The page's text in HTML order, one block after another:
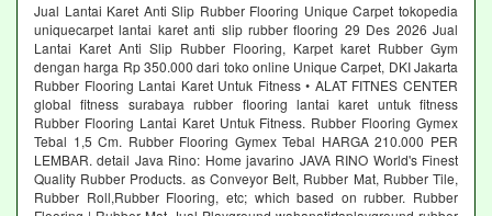
Jual Lantai Karet Anti Slip Rubber Flooring Unique Carpet tokopedia
uniquecarpet lantai karet anti slip rubber flooring 29 Des 2026 Jual
Lantai Karet Anti Slip Rubber Flooring, Karpet karet Rubber Gym
dengan harga Rp 350.000 dari toko online Unique Carpet, DKI Jakarta
Rubber Flooring Lantai Karet Untuk Fitness • ALAT FITNES CENTER
global fitness surabaya rubber flooring lantai karet untuk fitness
Rubber Flooring Lantai Karet Untuk Fitness. Rubber Flooring Gymex
Tebal 1,5 Cm. Rubber Flooring Gymex Tebal HARGA 210.000 PER
LEMBAR. detail Java Rino: Home javarino JAVA RINO World's Finest
Quality Rubber Products. as Conveyor Belt, Rubber Mat, Rubber Tile,
Rubber Roll,Rubber Flooring, etc; which based on rubber. Rubber